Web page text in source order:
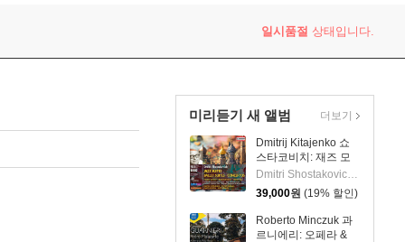
major, Op. 55) 스비아토슬라프 리히테르
일시품절 상태입니다.
미리듣기 새 앨범
Dmitrij Kitajenko 쇼
스타코비치: 재즈 모
음곡, 발레 모음곡, 협
주곡들
(Shostakovich: Jazz
Suite; Ballet Suites;
Concertos)
Dmitri Shostakovich 작곡 외 6명
39,000원 (19% 할인)
Roberto Minczuk 과
르니에리: 오페라 &
더보기